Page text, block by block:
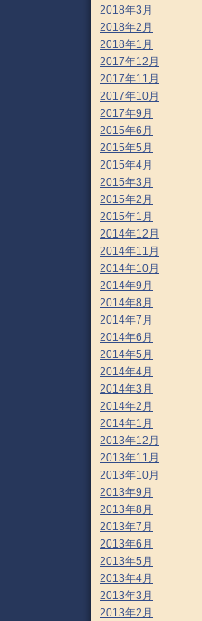
2018年3月
2018年2月
2018年1月
2017年12月
2017年11月
2017年10月
2017年9月
2015年6月
2015年5月
2015年4月
2015年3月
2015年2月
2015年1月
2014年12月
2014年11月
2014年10月
2014年9月
2014年8月
2014年7月
2014年6月
2014年5月
2014年4月
2014年3月
2014年2月
2014年1月
2013年12月
2013年11月
2013年10月
2013年9月
2013年8月
2013年7月
2013年6月
2013年5月
2013年4月
2013年3月
2013年2月